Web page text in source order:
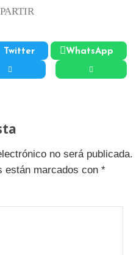
Twitter WhatsApp
no será publicada.
están marcados con *